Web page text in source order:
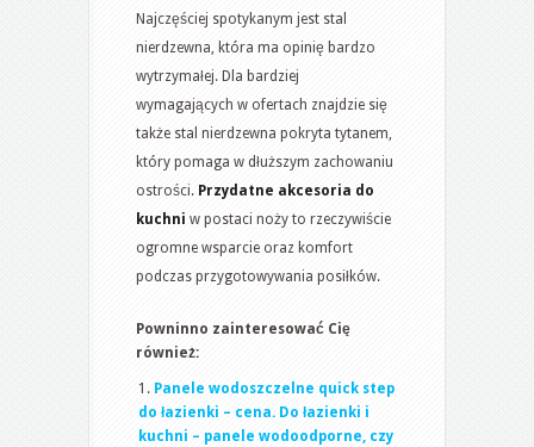
Najczęściej spotykanym jest stal
nierdzewna, która ma opinię bardzo
wytrzymałej. Dla bardziej
wymagających w ofertach znajdzie się
także stal nierdzewna pokryta tytanem,
który pomaga w dłuższym zachowaniu
ostrości. Przydatne akcesoria do
kuchni w postaci noży to rzeczywiście
ogromne wsparcie oraz komfort
podczas przygotowywania posiłków.
Powninno zainteresować Cię
również:
Panele wodoszczelne quick step
do łazienki – cena. Do łazienki i
kuchni – panele wodoodporne, czy